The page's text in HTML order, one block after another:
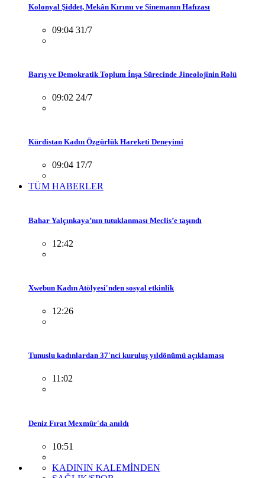
Kolonyal Şiddet, Mekân Kırımı ve Sinemanın Hafızası
09:04 31/7
Barış ve Demokratik Toplum İnşa Sürecinde Jineolojînin Rolü
09:02 24/7
Kürdistan Kadın Özgürlük Hareketi Deneyimi
09:04 17/7
TÜM HABERLER
Bahar Yalçınkaya’nın tutuklanması Meclis’e taşındı
12:42
Xwebun Kadın Atölyesi'nden sosyal etkinlik
12:26
Tunuslu kadınlardan 37'nci kuruluş yıldönümü açıklaması
11:02
Deniz Fırat Mexmûr'da anıldı
10:51
KADININ KALEMİNDEN